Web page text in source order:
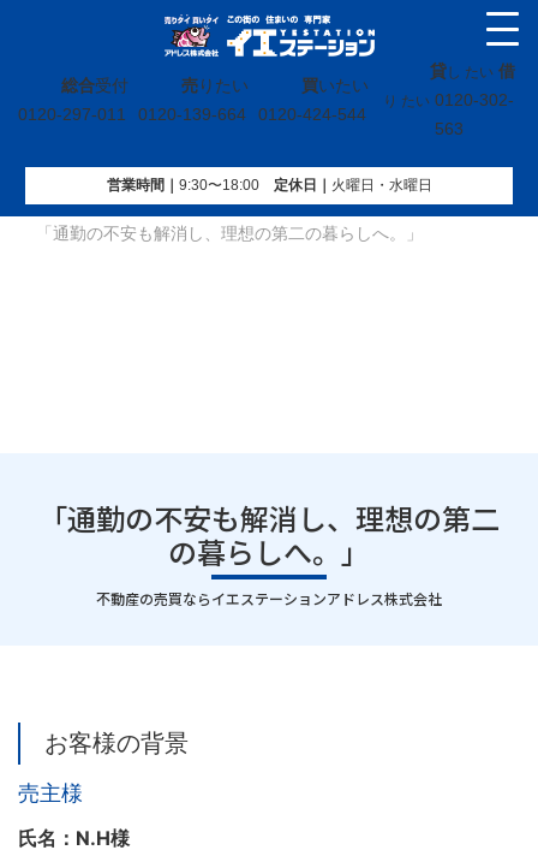
総合受付
0120-297-011
売りたい
0120-139-664
買いたい
0120-424-544
貸し たい 借
り たい 0120-302-
563
営業時間｜ 9:30〜18:00定休⽇｜ 火曜⽇・水曜⽇
イエステーション»お客様の事例»買いたいお客様の事例»
「通勤の不安も解消し、理想の第二の暮らしへ。」
「通勤の不安も解消し、理想の第二
の暮らしへ。」
｜
不動産の売買ならイエステーションアドレス株式会社
お客様の背景
売主様
氏名：N.H様